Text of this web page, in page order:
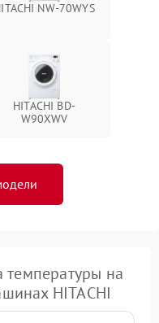
NW-70WYS
HITACHI BD-
W90XWV
температуры на
HITACHI